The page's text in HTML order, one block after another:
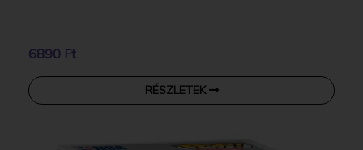
6890 Ft
RÉSZLETEK